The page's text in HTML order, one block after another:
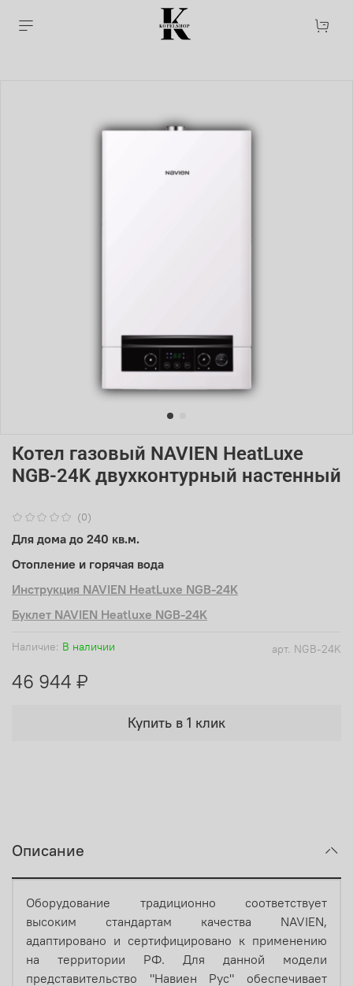
(0)
арт. NGB-24K
Наличие: В наличии
Котел газовый NAVIEN HeatLuxe
NGB-24K двухконтурный настенный
46 944 ₽
Купить в 1 клик
Для дома до 240 кв.м.
Отопление и горячая вода
Инструкция NAVIEN HeatLuxe NGB-24K
Буклет NAVIEN Heatluxe NGB-24K
Описание
Оборудование традиционно соответствует
высоким стандартам качества NAVIEN,
адаптировано и сертифицировано к применению
на территории РФ. Для данной модели
представительство "Навиен Рус" обеспечивает